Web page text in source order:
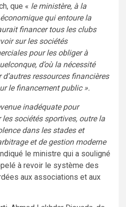
que « le ministère, à la
qui entoure la
financer tous les clubs
sur les sociétés
pour les obliger à
d’où la nécessité
ressources financières
le financement public ».
inadéquate pour
sociétés sportives, outre la
dans les stades et
et de gestion moderne
le ministre qui a souligné
à revoir le système des
aux associations et aux